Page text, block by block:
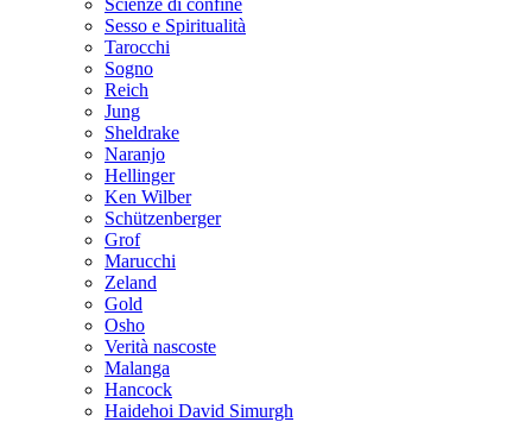
Scienze di confine
Sesso e Spiritualità
Tarocchi
Sogno
Reich
Jung
Sheldrake
Naranjo
Hellinger
Ken Wilber
Schützenberger
Grof
Marucchi
Zeland
Gold
Osho
Verità nascoste
Malanga
Hancock
Haidehoi David Simurgh